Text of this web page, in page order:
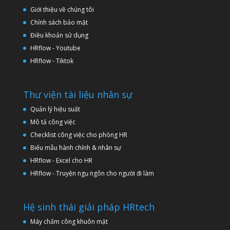
Giới thiệu về chúng tôi
Chính sách bảo mật
Điều khoản sử dụng
HRflow - Youtube
HRflow - Tiktok
Thư viện tài liệu nhân sự
Quản lý hiệu suất
Mô tả công việc
Checklist công việc cho phòng HR
Biểu mẫu hành chính & nhân sự
HRflow - Excel cho HR
HRflow - Truyện ngụ ngôn cho người đi làm
Hệ sinh thái giải pháp HRtech
Máy chấm công khuôn mặt